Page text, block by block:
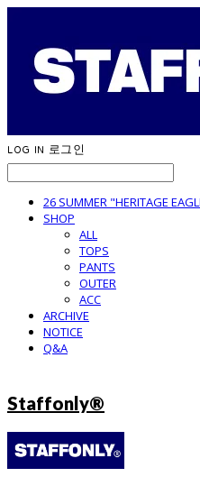
LOG IN 로그인
26 SUMMER "HERITAGE
SHOP
ALL
TOPS
PANTS
OUTER
ACC
ARCHIVE
NOTICE
Q&A
Staffonly®